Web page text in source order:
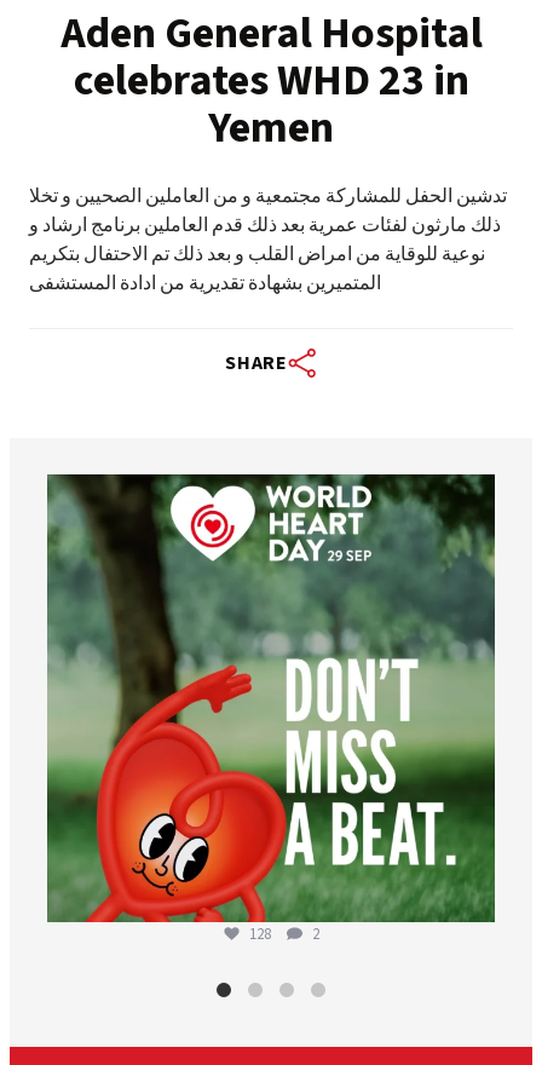
Aden General Hospital
celebrates WHD 23 in
Yemen
تدشين الحفل للمشاركة مجتمعية و من العاملين الصحيين و تخلا
ذلك مارثون لفئات عمرية بعد ذلك قدم العاملين برنامج ارشاد و
نوعية للوقاية من امراض القلب و بعد ذلك تم الاحتفال بتكريم
المتميرين بشهادة تقديرية من ادادة المستشفى
SHARE
worldheartfederation
Aug 6
128 2